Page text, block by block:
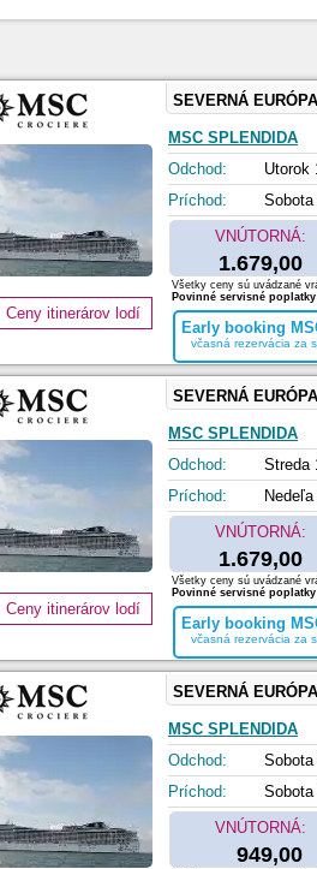
SEVERNÁ
MSC SPLENDIDA
Odchod:
Utorok
Príchod:
VNÚTORNÁ:
1.679,00
Early booking
včasná rezervácia za
Ceny itinerárov lodí
Všetky ceny sú uvádzané
Povinné servisné
SEVERNÁ
MSC SPLENDIDA
Odchod:
Streda
Príchod:
VNÚTORNÁ:
1.679,00
Early booking
včasná rezervácia za
Ceny itinerárov lodí
Všetky ceny sú uvádzané
Povinné servisné
SEVERNÁ
MSC SPLENDIDA
Odchod:
Príchod:
VNÚTORNÁ:
949,00